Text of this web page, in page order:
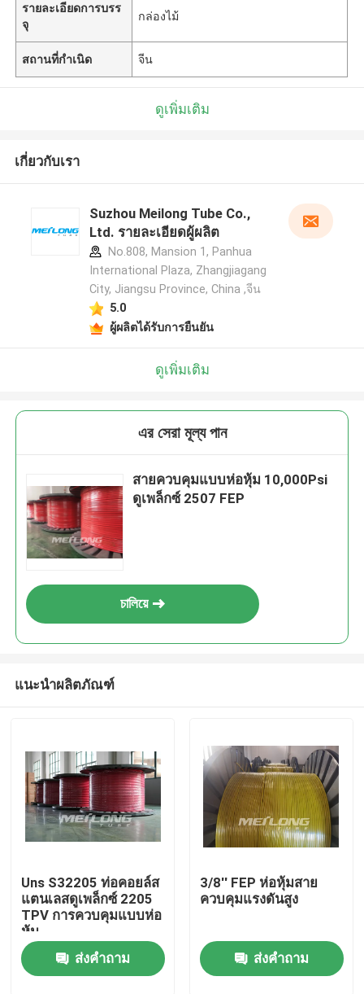
รายละเอียดการบรร
จุ
กล่องไม้
สถานที่กำเนิด จีน
ดูเพิ่มเติม
เกี่ยวกับเรา
Suzhou Meilong Tube Co.,
Ltd. รายละเอียดผู้ผลิต
No.808, Mansion 1, Panhua
International Plaza, Zhangjiagang
City, Jiangsu Province, China ,จีน
5.0
ผู้ผลิตได้รับการยืนยัน
ดูเพิ่มเติม
এর সেরা মূল্য পান
สายควบคุมแบบห่อหุ้ม 10,000Psi
ดูเพล็กซ์ 2507 FEP
চালিয়ে
แนะนำผลิตภัณฑ์
Uns S32205 ท่อคอยล์ส
แตนเลสดูเพล็กซ์ 2205
TPV การควบคุมแบบห่อ
หุ้ม
ส่งคำถาม
3/8'' FEP ห่อหุ้มสาย
ควบคุมแรงดันสูง
ส่งคำถาม